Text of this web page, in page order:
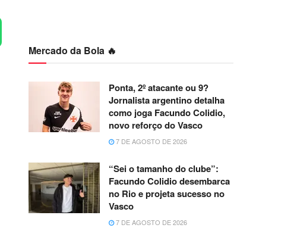
Mercado da Bola 🔥
Ponta, 2º atacante ou 9?
Jornalista argentino detalha
como joga Facundo Colidio,
novo reforço do Vasco
7 DE AGOSTO DE 2026
“Sei o tamanho do clube”:
Facundo Colidio desembarca
no Rio e projeta sucesso no
Vasco
7 DE AGOSTO DE 2026